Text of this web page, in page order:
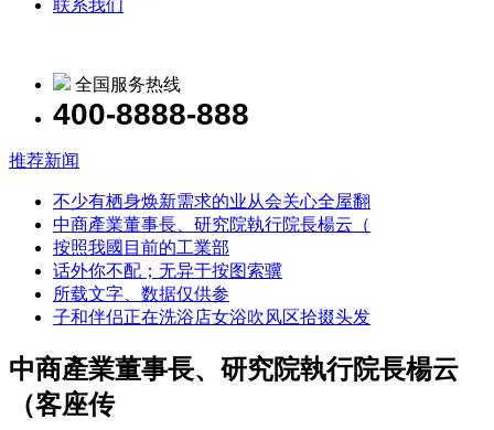
联系我们
全国服务热线
400-8888-888
推荐新闻
不少有栖身焕新需求的业从会关心全屋翻
中商產業董事長、研究院執行院長楊云（
按照我國目前的工業部
话外你不配；无异于按图索骥
所载文字、数据仅供参
子和伴侣正在洗浴店女浴吹风区拾掇头发
中商產業董事長、研究院執行院長楊云
（客座传